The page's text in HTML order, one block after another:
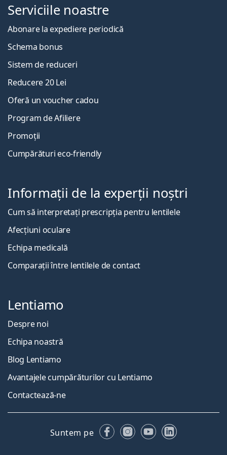
Serviciile noastre
Abonare la expediere periodică
Schema bonus
Sistem de reduceri
Reducere 20 Lei
Oferă un voucher cadou
Program de Afiliere
Promoții
Cumpărături eco-friendly
Informații de la experții noștri
Cum să interpretați prescripția pentru lentilele
Afecțiuni oculare
Echipa medicală
Comparații între lentilele de contact
Lentiamo
Despre noi
Echipa noastră
Blog Lentiamo
Avantajele cumpărăturilor cu Lentiamo
Contactează-ne
Suntem pe FacebookInstagram
YouTubeLinkedIn